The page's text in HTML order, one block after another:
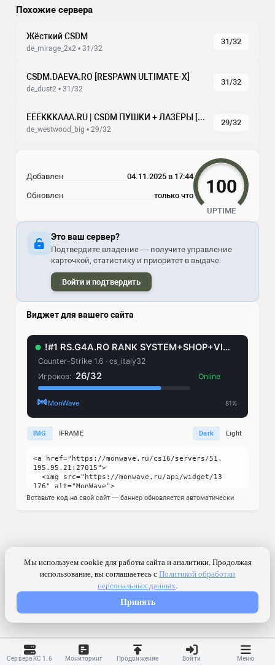
Похожие сервера
Жёсткий CSDM
de_mirage_2x2 • 31/32
31/32
CSDM.DAEVA.RO [RESPAWN ULTIMATE-X]
de_dust2 • 31/32
31/32
EEEKKKAAA.RU | CSDM ПУШKИ + ЛA3EPЫ [LVL+VIP]
de_westwood_big • 29/32
29/32
Добавлен 04.11.2025 в 17:44
Обновлен только что 100
UPTIME
Это ваш сервер?
Подтвердите владение — получите управление
карточкой, статистику и приоритет в выдаче.
Войти и подтвердить
Виджет для вашего сайта
IMG IFRAME Dark Light
Вставьте код на свой сайт — баннер обновляется автоматически
Сервера КС 1.6 Мониторинг Продвижение Войти Меню